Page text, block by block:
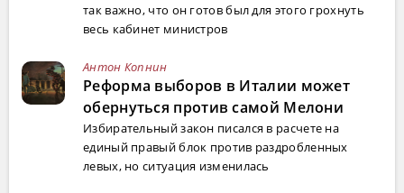
так важно, что он готов был для этого грохнуть
весь кабинет министров
Антон Копнин
Реформа выборов в Италии может
обернуться против самой Мелони
Избирательный закон писался в расчете на
единый правый блок против раздробленных
левых, но ситуация изменилась